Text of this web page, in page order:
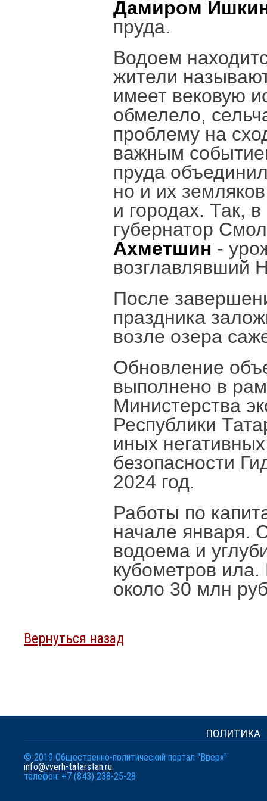
Дамиром
пруда.
Водоем
жители
имеет вековую
обмелело,
проблему на
важным
пруда
но и их
и городах. Так,
губернатор
Ахметшин -
возглавлявший
После
праздника
возле озера
Обновление
выполнено в
Министерства
Республики
иных
безопасности
2024 год.
Работы по
начале января.
водоема и
кубометров
около 30 млн
Вернуться назад
ПОЛИТИКА
© 2019 Общественно-политический портал "Вверх"
info@vverh-tatarstan.ru
телефон: +7 (843) 238-25-28